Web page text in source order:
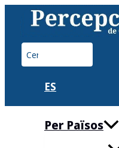
contingut
Cerca:
ES
Per Països